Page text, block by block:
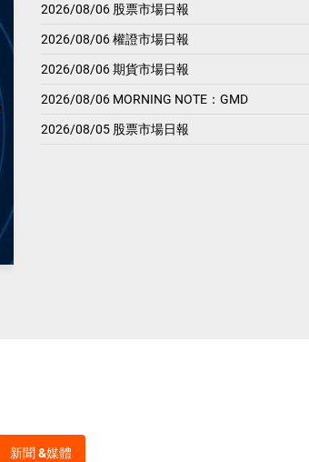
2026/08/06 股票市場日報
2026/08/06 權證市場日報
2026/08/06 期貨市場日報
2026/08/06 MORNING NOTE：GMD
2026/08/05 股票市場日報
新聞 &媒體